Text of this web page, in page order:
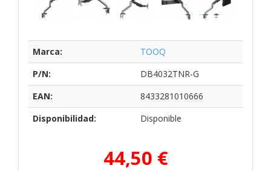
Marca:
TOOQ
P/N:
DB4032TNR-G
EAN:
8433281010666
Disponibilidad:
Disponible
44,50 €